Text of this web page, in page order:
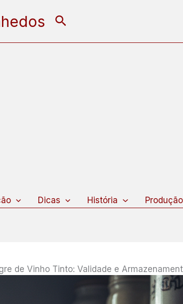
Pesquisar
Dicas História Produção
de Vinho Tinto: Validade e